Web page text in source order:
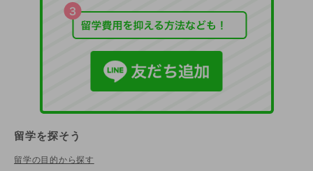
留学を探そう
留学の目的から探す